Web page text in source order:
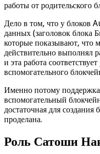
работы от родительского
Дело в том, что у блоков
данных (заголовок блока
которые показывают, что
действительно выполнял
и эта работа
вспомогательного
Именно потому
вспомогательный
достаточная для
проделана.
Роль Сатоши